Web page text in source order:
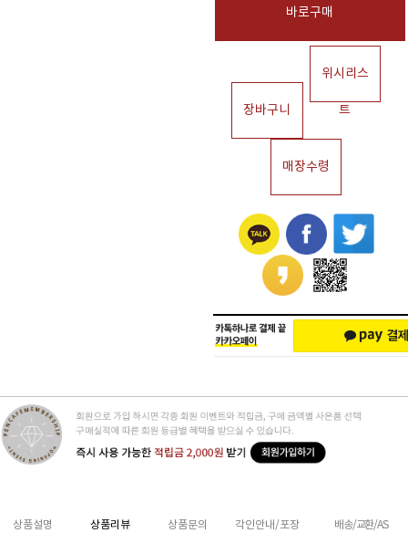
바로구매
장바구니
위시리스
트
매장수령
상품설명 상품리뷰 상품문의 각인안내/포장 배송/교환/AS